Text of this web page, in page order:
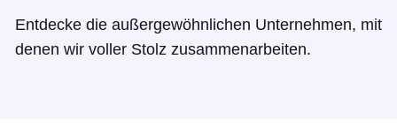
Entdecke die außergewöhnlichen Unternehmen, mit
denen wir voller Stolz zusammenarbeiten.